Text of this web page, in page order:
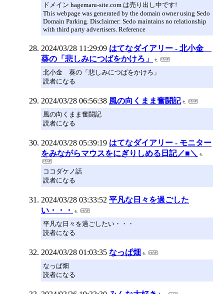
ドメイン hagemaru-site.com は売り出し中です!
This webpage was generated by the domain owner using Sedo
Domain Parking. Disclaimer: Sedo maintains no relationship
with third party advertisers. Reference
2024/03/28 11:29:09 はてなダイアリー - 北小金
葵の「悲しみにつばをかけろ」
北小金 葵の「悲しみにつばをかけろ」
読者になる
2024/03/28 06:56:38 風の向くまま奮闘記
風の向くまま奮闘記
読者になる
2024/03/28 05:39:19 はてなダイアリー - モニター
をみながらマウスをにぎりしめる日記／■＼
ココダケノ話
読者になる
2024/03/28 03:33:52 平凡な日々を過ごした
い・・・
平凡な日々を過ごしたい・・・
読者になる
2024/03/28 01:03:35 なっぱ畑
なっぱ畑
読者になる